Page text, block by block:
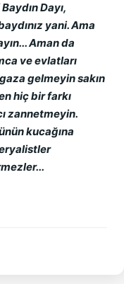
Dayı,
yani. Ama
Aman da
ve evlatları
gelmeyin sakın
hiç bir farkı
zannetmeyin.
kucağına